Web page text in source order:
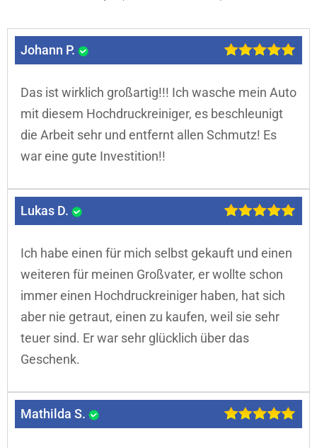
Johann P.
Das ist wirklich großartig!!! Ich wasche mein Auto
mit diesem Hochdruckreiniger, es beschleunigt
die Arbeit sehr und entfernt allen Schmutz! Es
war eine gute Investition!!
Lukas D.
Ich habe einen für mich selbst gekauft und einen
weiteren für meinen Großvater, er wollte schon
immer einen Hochdruckreiniger haben, hat sich
aber nie getraut, einen zu kaufen, weil sie sehr
teuer sind. Er war sehr glücklich über das
Geschenk.
Mathilda S.